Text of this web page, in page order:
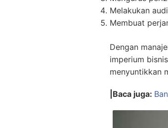
Melakukan
Membuat
Dengan
imperium
menyuntikkan
|Baca juga: